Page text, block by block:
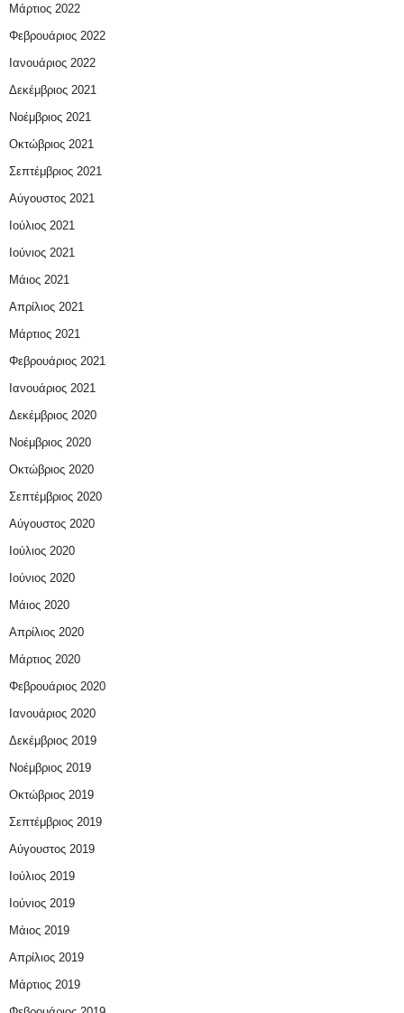
Μάρτιος 2022
Φεβρουάριος 2022
Ιανουάριος 2022
Δεκέμβριος 2021
Νοέμβριος 2021
Οκτώβριος 2021
Σεπτέμβριος 2021
Αύγουστος 2021
Ιούλιος 2021
Ιούνιος 2021
Μάιος 2021
Απρίλιος 2021
Μάρτιος 2021
Φεβρουάριος 2021
Ιανουάριος 2021
Δεκέμβριος 2020
Νοέμβριος 2020
Οκτώβριος 2020
Σεπτέμβριος 2020
Αύγουστος 2020
Ιούλιος 2020
Ιούνιος 2020
Μάιος 2020
Απρίλιος 2020
Μάρτιος 2020
Φεβρουάριος 2020
Ιανουάριος 2020
Δεκέμβριος 2019
Νοέμβριος 2019
Οκτώβριος 2019
Σεπτέμβριος 2019
Αύγουστος 2019
Ιούλιος 2019
Ιούνιος 2019
Μάιος 2019
Απρίλιος 2019
Μάρτιος 2019